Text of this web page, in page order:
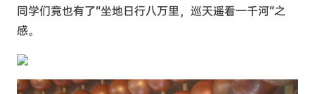
同学们竟也有了“坐地日行八万里，巡天遥看一千河”之
感。